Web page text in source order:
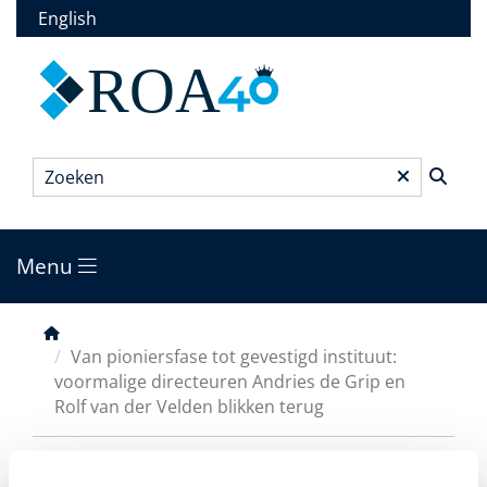
Overslaan
en
inhoud
English
ROA
Zoeken*
Main
menu
Menu
Kruimelpad
Van pioniersfase tot gevestigd instituut:
voormalige directeuren Andries de Grip en
Rolf van der Velden blikken terug